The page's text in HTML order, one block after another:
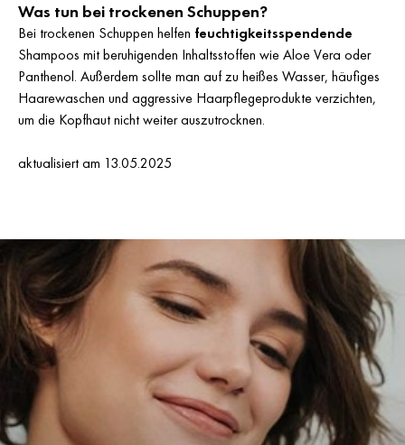
Was tun bei trockenen Schuppen?
Bei trockenen Schuppen helfen feuchtigkeitsspendende
Shampoos mit beruhigenden Inhaltsstoffen wie Aloe Vera oder
Panthenol. Außerdem sollte man auf zu heißes Wasser, häufiges
Haarewaschen und aggressive Haarpflegeprodukte verzichten,
um die Kopfhaut nicht weiter auszutrocknen.
aktualisiert am 13.05.2025